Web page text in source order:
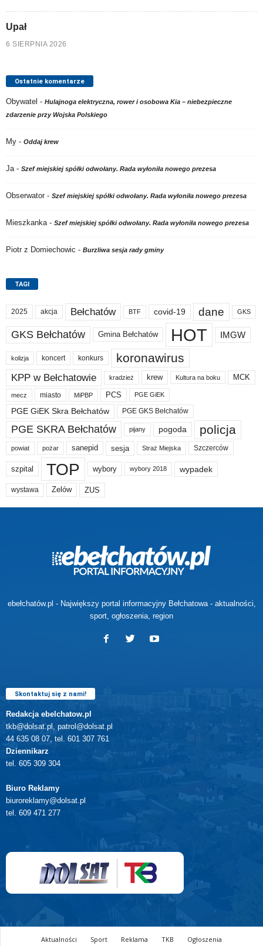
Upał
6 SIERPNIA 2026
Ostatnie komentarze
Obywatel - Hulajnoga elektryczna, rower i osobowa Kia – niebezpieczne
zdarzenie przy Wojska Polskiego
My - Oddaj krew
Ja - Szef miejskiej spółki odwołany. Rada wyłoniła nowego prezesa
Obserwator - Szef miejskiej spółki odwołany. Rada wyłoniła nowego prezesa
Mieszkanka - Szef miejskiej spółki odwołany. Rada wyłoniła nowego prezesa
Piotr z Domiechowic - Burzliwa sesja rady gminy
TAGI
2025 akcja Bełchatów BTF covid-19 dane GKS
GKS Bełchatów Gmina Bełchatów HOT IMGW
kolizja koncert konkurs koronawirus
KPP w Bełchatowie kradzież krew Kultura na boku MCK
mecz miasto MiPBP PCS PGE GiEK
PGE GiEK Skra Bełchatów PGE GKS Bełchatów
PGE SKRA Bełchatów pijany pogoda policja
powiat pożar sanepid sesja Straż Miejska Szczerców
szpital TOP wybory wybory 2018 wypadek
wystawa Zelów ZUS
ebełchatów.pl - Największy portal informacyjny Bełchatowa - aktualności,
sport, ogłoszenia, region
Skontaktuj się z nami!
Redakcja ebelchatow.pl
tkb@dolsat.pl, patrol@dolsat.pl
44 635 08 07, tel. 601 307 761
Dziennikarz
tel. 605 309 304
Biuro Reklamy
biuroreklamy@dolsat.pl
tel. 609 471 277
Aktualności Sport Reklama TKB Ogłoszenia